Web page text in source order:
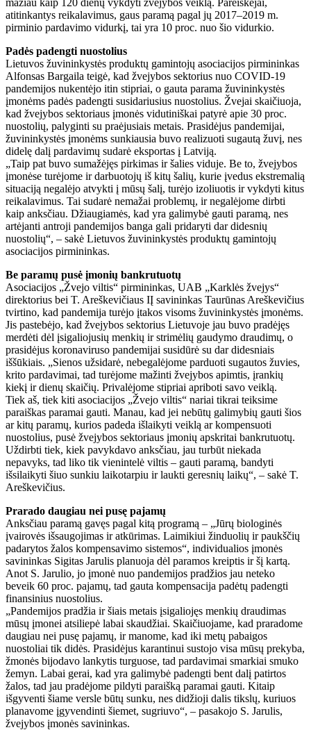
atitinkantys reikalavimus, gaus paramą pagal jų 2017–2019 m.
pirminio pardavimo vidurkį, tai yra 10 proc. nuo šio vidurkio.
Padės padengti nuostolius
Lietuvos žuvininkystės produktų gamintojų asociacijos pirmininkas
Alfonsas Bargaila teigė, kad žvejybos sektorius nuo COVID-19
pandemijos nukentėjo itin stipriai, o gauta parama žuvininkystės
įmonėms padės padengti susidariusius nuostolius. Žvejai skaičiuoja,
kad žvejybos sektoriaus įmonės vidutiniškai patyrė apie 30 proc.
nuostolių, palyginti su praėjusiais metais. Prasidėjus pandemijai,
žuvininkystės įmonėms sunkiausia buvo realizuoti sugautą žuvį, nes
didelę dalį pardavimų sudarė eksportas į Latviją.
„Taip pat buvo sumažėjęs pirkimas ir šalies viduje. Be to, žvejybos
įmonėse turėjome ir darbuotojų iš kitų šalių, kurie įvedus ekstremalią
situaciją negalėjo atvykti į mūsų šalį, turėjo izoliuotis ir vykdyti kitus
reikalavimus. Tai sudarė nemažai problemų, ir negalėjome dirbti
kaip anksčiau. Džiaugiamės, kad yra galimybė gauti paramą, nes
artėjanti antroji pandemijos banga gali pridaryti dar didesnių
nuostolių“, – sakė Lietuvos žuvininkystės produktų gamintojų
asociacijos pirmininkas.
Be paramų pusė įmonių bankrutuotų
Asociacijos „Žvejo viltis“ pirmininkas, UAB „Karklės žvejys“
direktorius bei T. Areškevičiaus IĮ savininkas Taurūnas Areškevičius
tvirtino, kad pandemija turėjo įtakos visoms žuvininkystės įmonėms.
Jis pastebėjo, kad žvejybos sektorius Lietuvoje jau buvo pradėjęs
merdėti dėl įsigaliojusių menkių ir strimėlių gaudymo draudimų, o
prasidėjus koronaviruso pandemijai susidūrė su dar didesniais
iššūkiais. „Sienos užsidarė, nebegalėjome parduoti sugautos žuvies,
krito pardavimai, tad turėjome mažinti žvejybos apimtis, įrankių
kiekį ir dienų skaičių. Privalėjome stipriai apriboti savo veiklą.
Tiek aš, tiek kiti asociacijos „Žvejo viltis“ nariai tikrai teiksime
paraiškas paramai gauti. Manau, kad jei nebūtų galimybių gauti šios
ar kitų paramų, kurios padeda išlaikyti veiklą ar kompensuoti
nuostolius, pusė žvejybos sektoriaus įmonių apskritai bankrutuotų.
Uždirbti tiek, kiek pavykdavo anksčiau, jau turbūt niekada
nepavyks, tad liko tik vienintelė viltis – gauti paramą, bandyti
išsilaikyti šiuo sunkiu laikotarpiu ir laukti geresnių laikų“, – sakė T.
Areškevičius.
Prarado daugiau nei pusę pajamų
Anksčiau paramą gavęs pagal kitą programą – „Jūrų biologinės
įvairovės išsaugojimas ir atkūrimas. Laimikiui žinduolių ir paukščių
padarytos žalos kompensavimo sistemos“, individualios įmonės
savininkas Sigitas Jarulis planuoja dėl paramos kreiptis ir šį kartą.
Anot S. Jarulio, jo įmonė nuo pandemijos pradžios jau neteko
beveik 60 proc. pajamų, tad gauta kompensacija padėtų padengti
finansinius nuostolius.
„Pandemijos pradžia ir šiais metais įsigaliojęs menkių draudimas
mūsų įmonei atsiliepė labai skaudžiai. Skaičiuojame, kad praradome
daugiau nei pusę pajamų, ir manome, kad iki metų pabaigos
nuostoliai tik didės. Prasidėjus karantinui sustojo visa mūsų prekyba,
žmonės bijodavo lankytis turguose, tad pardavimai smarkiai smuko
žemyn. Labai gerai, kad yra galimybė padengti bent dalį patirtos
žalos, tad jau pradėjome pildyti paraišką paramai gauti. Kitaip
išgyventi šiame versle būtų sunku, nes didžioji dalis tikslų, kuriuos
planavome įgyvendinti šiemet, sugriuvo“, – pasakojo S. Jarulis,
žvejybos įmonės savininkas.